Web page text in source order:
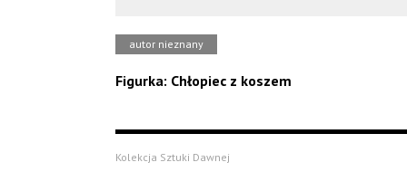
autor nieznany
Figurka: Chłopiec z koszem
Kolekcja Sztuki Dawnej